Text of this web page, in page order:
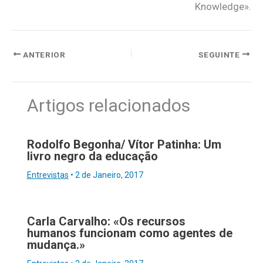
Knowledge».
ANTERIOR SEGUINTE
Artigos relacionados
Rodolfo Begonha/ Vítor Patinha: Um
livro negro da educação
Entrevistas • 2 de Janeiro, 2017
Carla Carvalho: «Os recursos
humanos funcionam como agentes de
mudança.»